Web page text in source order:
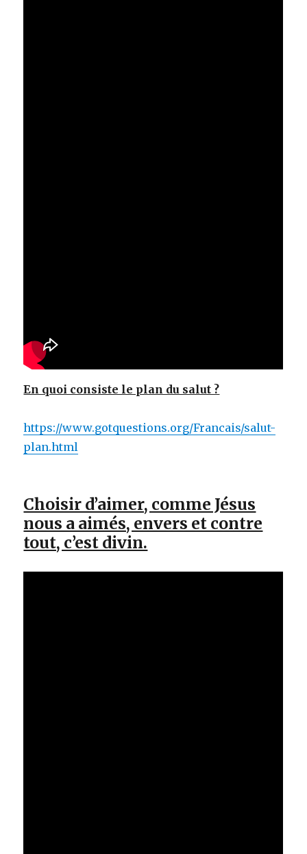
En quoi consiste le plan du salut ?
https://www.gotquestions.org/Francais/salut-
plan.html
Choisir d’aimer, comme Jésus
nous a aimés, envers et contre
tout, c’est divin.